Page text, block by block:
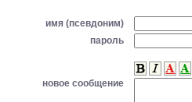
имя (псевдоним)
пароль
новое сообщение